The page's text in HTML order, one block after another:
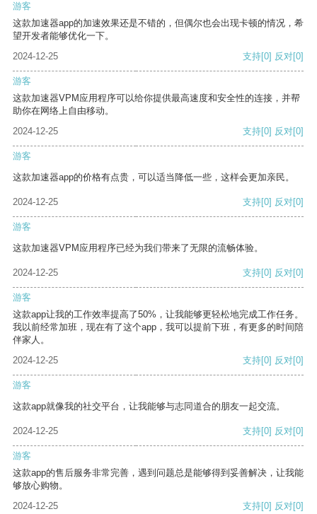
游客
这款加速器app的加速效果还是不错的，但偶尔也会出现卡顿的情况，希
望开发者能够优化一下。
2024-12-25
支持[0] 反对[0]
游客
这款加速器VPM应用程序可以给你提供最高速度和安全性的连接，并帮
助你在网络上自由移动。
2024-12-25
支持[0] 反对[0]
游客
这款加速器app的价格有点贵，可以适当降低一些，这样会更加亲民。
2024-12-25 支持[0] 反对[0]
游客
这款加速器VPM应用程序已经为我们带来了无限的流畅体验。
2024-12-25 支持[0] 反对[0]
游客
这款app让我的工作效率提高了50%，让我能够更轻松地完成工作任务。
我以前经常加班，现在有了这个app，我可以提前下班，有更多的时间陪
伴家人。
2024-12-25
支持[0] 反对[0]
游客
这款app就像我的社交平台，让我能够与志同道合的朋友一起交流。
2024-12-25 支持[0] 反对[0]
游客
这款app的售后服务非常完善，遇到问题总是能够得到妥善解决，让我能
够放心购物。
2024-12-25
支持[0] 反对[0]